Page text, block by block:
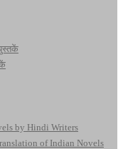
by Hindi Writers
of Indian Novels